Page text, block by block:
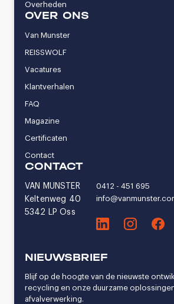
Overheden
OVER ONS
Van Munster
REISSWOLF
Vacatures
Klantverhalen
FAQ
Magazine
Certificaten
Contact
CONTACT
VAN MUNSTER
Keltenweg 40
5342 LP Oss
0412 - 451 695
NIEUWSBRIEF
Blijf op de hoogte van de nieuwste
recycling en onze duurzame
afvalverwerking.